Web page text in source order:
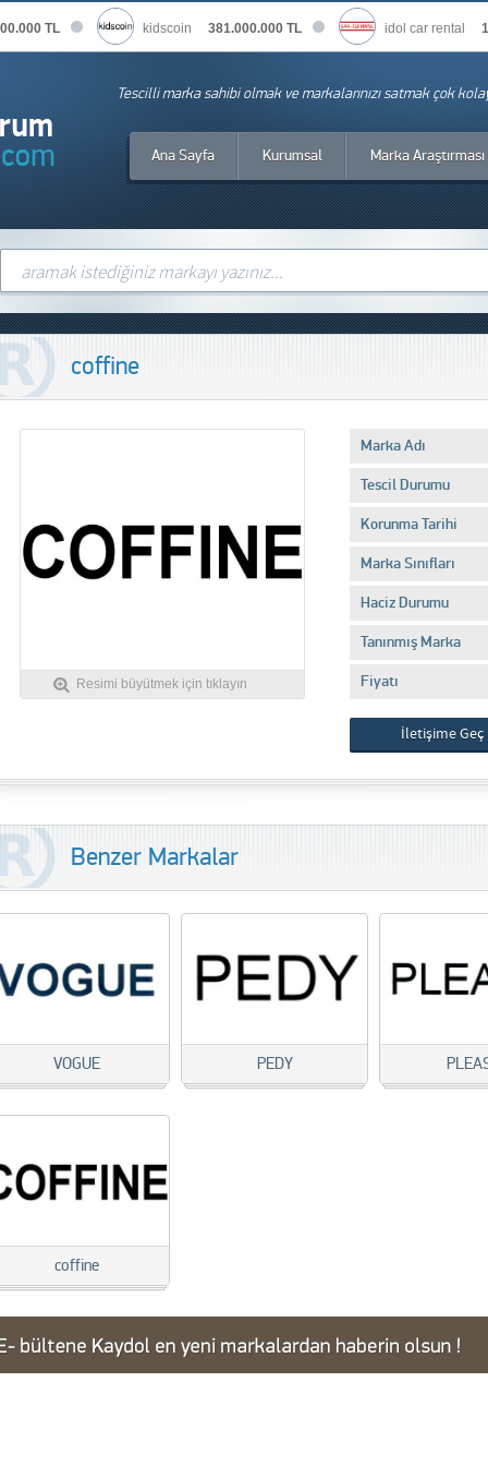
TL kidscoin 381.000.000 TL idol car rental
Tescilli marka sahibi olmak ve markalarınızı satmak çok
Ana Sayfa Kurumsal Marka Araştırması
coffine
Resimi büyütmek için tıklayın
Marka Adı
Tescil Durumu
Korunma Tarihi
Marka Sınıfları
Haciz Durumu
Tanınmış Marka
Fiyatı
İletişime Geç
Benzer Markalar
VOGUE PEDY
coffine